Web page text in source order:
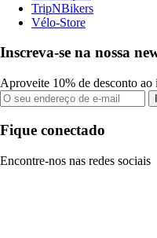
TripNBikers
Vélo-Store
Inscreva-se na nossa
Aproveite 10% de desconto ao
Fique conectado
Encontre-nos nas redes sociais